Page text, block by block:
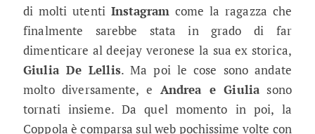
di molti utenti Instagram come la ragazza che
finalmente sarebbe stata in grado di far
dimenticare al deejay veronese la sua ex storica,
Giulia De Lellis. Ma poi le cose sono andate
molto diversamente, e Andrea e Giuliasono
tornati insieme. Da quel momento in poi, la
Coppola è comparsa sul web pochissime volte con